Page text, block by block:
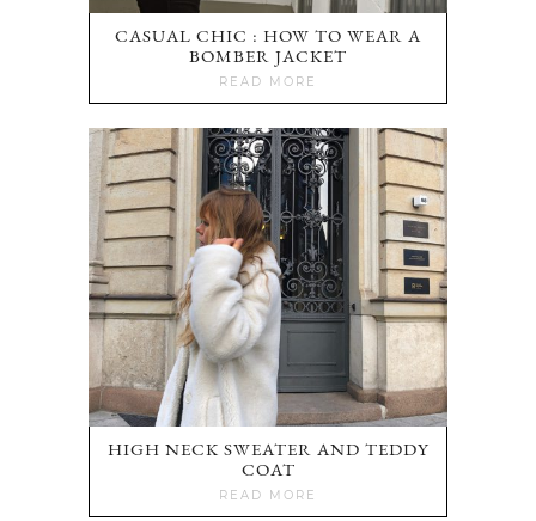
CASUAL CHIC : HOW TO WEAR A
BOMBER JACKET
READ MORE
HIGH NECK SWEATER AND TEDDY
COAT
READ MORE